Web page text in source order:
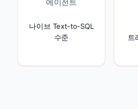
에이전트
나이브 Text-to-SQL
수준
트